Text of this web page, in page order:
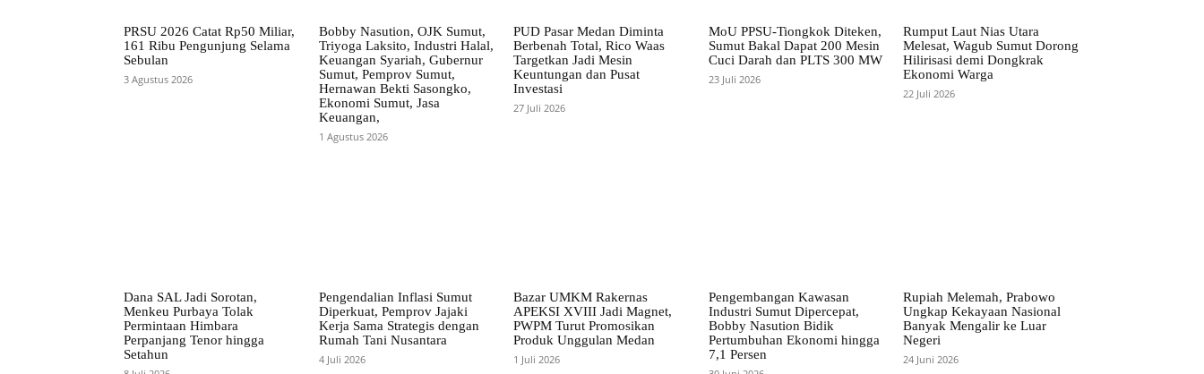
PRSU 2026 Catat Rp50 Miliar,
161 Ribu Pengunjung Selama
Sebulan
3 Agustus 2026
Bobby Nasution, OJK Sumut,
Triyoga Laksito, Industri Halal,
Keuangan Syariah, Gubernur
Sumut, Pemprov Sumut,
Hernawan Bekti Sasongko,
Ekonomi Sumut, Jasa
Keuangan,
1 Agustus 2026
PUD Pasar Medan Diminta
Berbenah Total, Rico Waas
Targetkan Jadi Mesin
Keuntungan dan Pusat
Investasi
27 Juli 2026
MoU PPSU-Tiongkok Diteken,
Sumut Bakal Dapat 200 Mesin
Cuci Darah dan PLTS 300 MW
23 Juli 2026
Rumput Laut Nias Utara
Melesat, Wagub Sumut Dorong
Hilirisasi demi Dongkrak
Ekonomi Warga
22 Juli 2026
Dana SAL Jadi Sorotan,
Menkeu Purbaya Tolak
Permintaan Himbara
Perpanjang Tenor hingga
Setahun
Pengendalian Inflasi Sumut
Diperkuat, Pemprov Jajaki
Kerja Sama Strategis dengan
Rumah Tani Nusantara
4 Juli 2026
Bazar UMKM Rakernas
APEKSI XVIII Jadi Magnet,
PWPM Turut Promosikan
Produk Unggulan Medan
1 Juli 2026
Pengembangan Kawasan
Industri Sumut Dipercepat,
Bobby Nasution Bidik
Pertumbuhan Ekonomi hingga
7,1 Persen
Rupiah Melemah, Prabowo
Ungkap Kekayaan Nasional
Banyak Mengalir ke Luar
Negeri
24 Juni 2026